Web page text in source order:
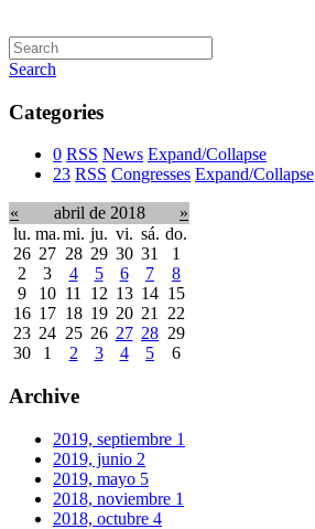
Search
Categories
0 RSS News Expand/Collapse
23 RSS Congresses Expand/Collapse
« abril de 2018
»
lu. ma.mi. ju. vi. sá. do.
26 27 28 29 30 31
1
2
3 4 5 6 7
8
9
10 11 12 13 14 15
16 17 18 19 20 21 22
23 24 25 26 27 28 29
30
1 2 3 4 5 6
Archive
2019, septiembre 1
2019, junio 2
2019, mayo 5
2018, noviembre 1
2018, octubre 4